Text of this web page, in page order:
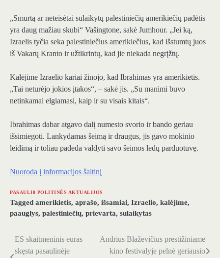
„Smurtą ar neteisėtai sulaikytų palestiniečių amerikiečių padėtis
yra daug mažiau skubi“ Vašingtone, sakė Jumhour. „Jei ką,
Izraelis tyčia seka palestiniečius amerikiečius, kad išstumtų juos
iš Vakarų Kranto ir užtikrintų, kad jie niekada negrįžtų.
Kalėjime Izraelio kariai žinojo, kad Ibrahimas yra amerikietis.
„Tai neturėjo jokios įtakos“, – sakė jis. „Su manimi buvo
netinkamai elgiamasi, kaip ir su visais kitais“.
Ibrahimas dabar atgavo dalį numesto svorio ir bando geriau
išsimiegoti. Lankydamas šeimą ir draugus, jis gavo mokinio
leidimą ir toliau padeda valdyti savo šeimos ledų parduotuvę.
Nuoroda į informacijos šaltinį
PASAULI0 POLITINĖS AKTUALIJOS
Tagged amerikietis, aprašo, išsamiai, Izraelio, kalėjime,
paauglys, palestiniečių, prievarta, sulaikytas
Navigacija
ES skaitmeninis euras
skęsta pasaulinėje
Andrius Blaževičius prestižiniame
kino festivalyje pelnė geriausio